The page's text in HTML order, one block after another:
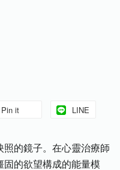
Pin it LINE
照的鏡子。在心靈治療師
固的欲望構成的能量模